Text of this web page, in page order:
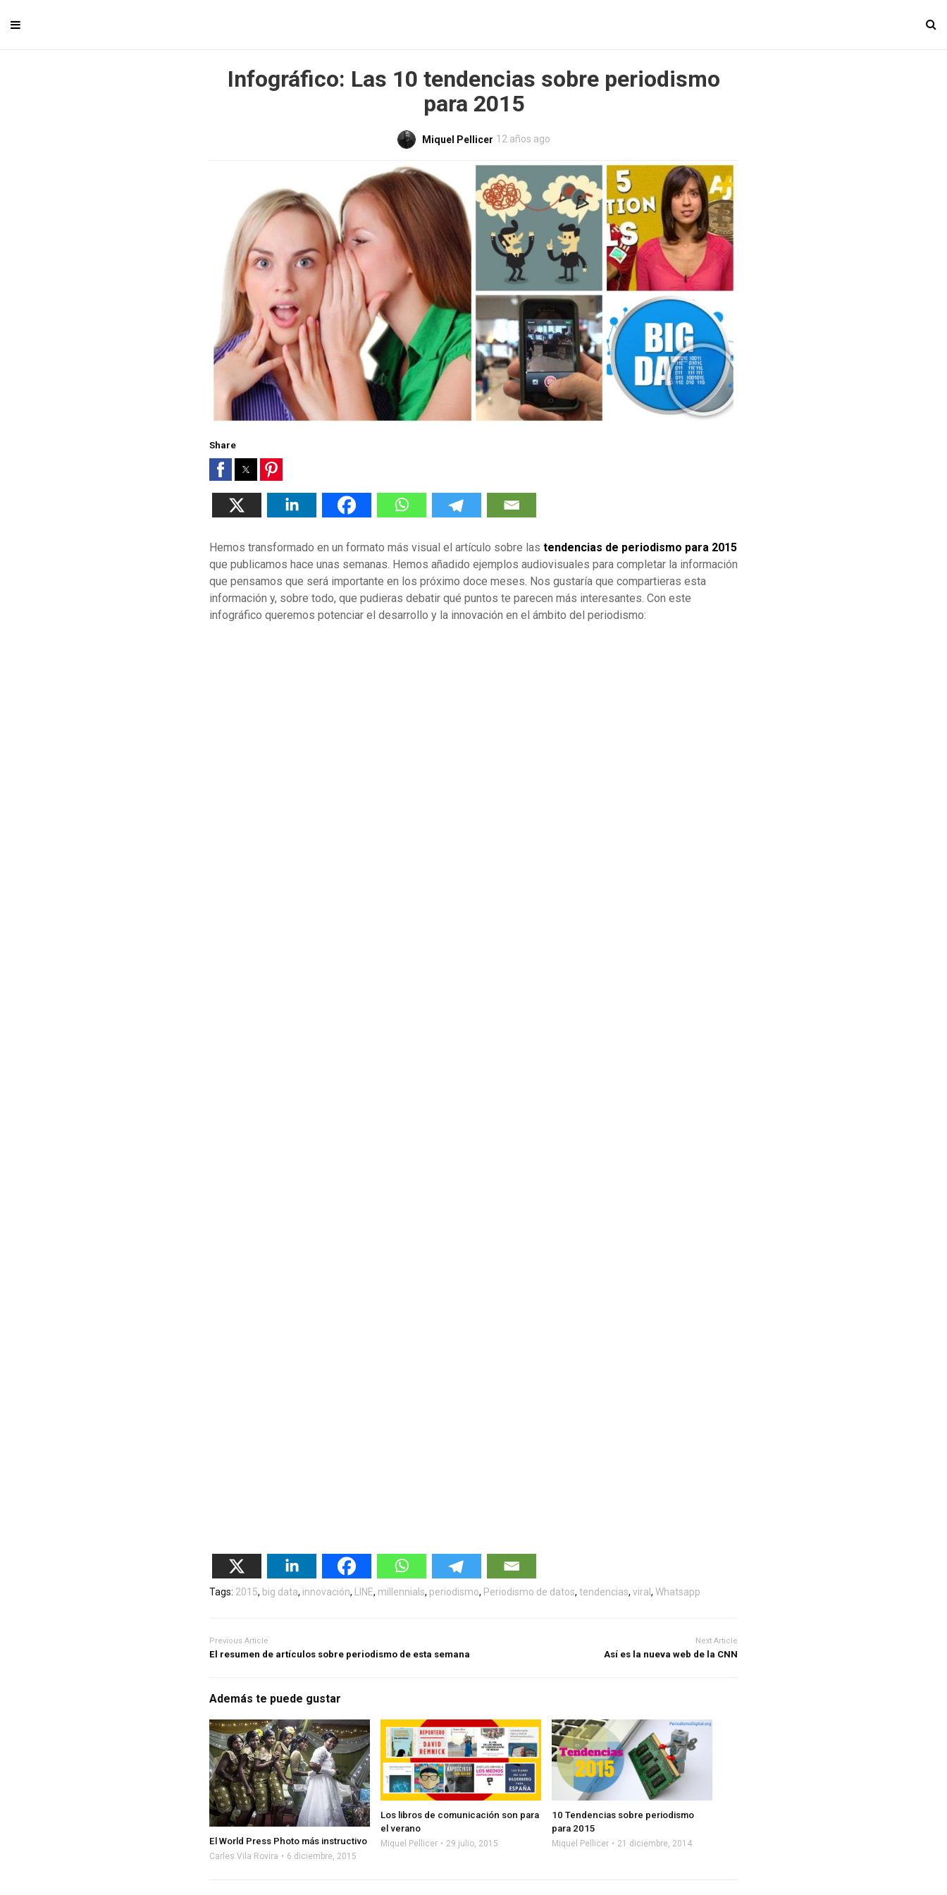
Infográfico: Las 10 tendencias sobre periodismo
para 2015
Miquel Pellicer 12 años ago
Share
Hemos transformado en un formato más visual el artículo sobre las tendencias de periodismo para 2015
que publicamos hace unas semanas. Hemos añadido ejemplos audiovisuales para completar la información
que pensamos que será importante en los próximo doce meses. Nos gustaría que compartieras esta
información y, sobre todo, que pudieras debatir qué puntos te parecen más interesantes. Con este
infográfico queremos potenciar el desarrollo y la innovación en el ámbito del periodismo:
Tags: 2015, big data, innovación, LINE, millennials, periodismo, Periodismo de datos, tendencias, viral , Whatsapp
Previous Article
El resumen de artículos sobre periodismo de esta semana
Next Article
Así es la nueva web de la CNN
Además te puede gustar
El World Press Photo más instructivo
Carles Vila Rovira 6 diciembre, 2015
Los libros de comunicación son para
el verano
Miquel Pellicer 29 julio, 2015
10 Tendencias sobre periodismo
para 2015
Miquel Pellicer 21 diciembre, 2014